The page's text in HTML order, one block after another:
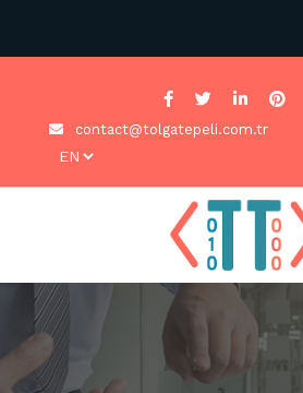
contact@tolgatepeli.com.tr